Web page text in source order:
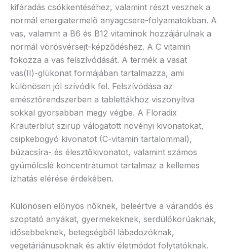
kifáradás csökkentéséhez, valamint részt vesznek a
normál energiatermelő anyagcsere-folyamatokban. A
vas, valamint a B6 és B12 vitaminok hozzájárulnak a
normál vörösvérsejt-képződéshez. A C vitamin
fokozza a vas felszívódását. A termék a vasat
vas(II)-glükonat formájában tartalmazza, ami
különösen jól szívódik fel. Felszívódása az
emésztőrendszerben a tablettákhoz viszonyítva
sokkal gyorsabban megy végbe. A Floradix
Kräuterblut szirup válogatott növényi kivonatokat,
csipkebogyó kivonatot (C-vitamin tartalommal),
búzacsíra- és élesztőkivonatot, valamint számos
gyümölcslé koncentrátumot tartalmaz a kellemes
ízhatás elérése érdekében.
Különösen előnyös nőknek, beleértve a várandós és
szoptató anyákat, gyermekeknek, serdülőkorúaknak,
idősebbeknek, betegségből lábadozóknak,
vegetáriánusoknak és aktív életmódot folytatóknak.